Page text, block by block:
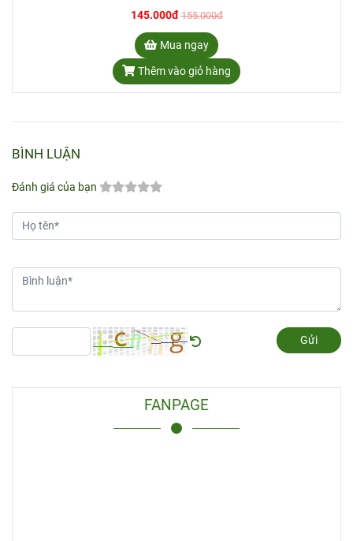
145.000đ 155.000đ
Mua ngay
Thêm vào giỏ hàng
BÌNH LUẬN
Đánh giá của bạn
Gửi
FANPAGE